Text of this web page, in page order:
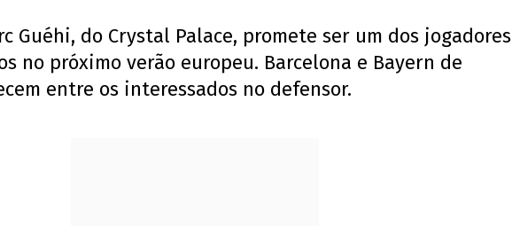
Guéhi, do Crystal Palace, promete ser um dos jogadores
no próximo verão europeu. Barcelona e Bayern de
entre os interessados no defensor.